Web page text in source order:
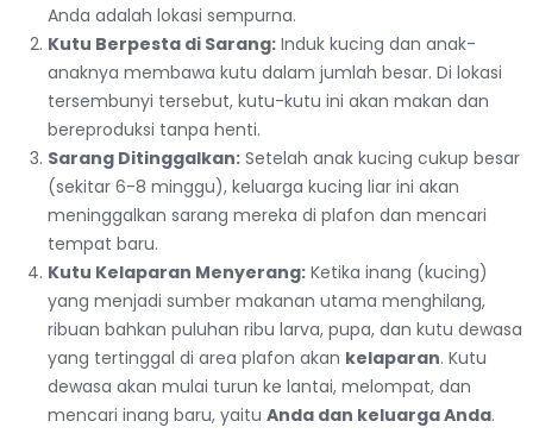
Anda adalah lokasi sempurna.
Kutu Berpesta di Sarang: Induk kucing dan anak-
anaknya membawa kutu dalam jumlah besar. Di lokasi
tersembunyi tersebut, kutu-kutu ini akan makan dan
bereproduksi tanpa henti.
Sarang Ditinggalkan: Setelah anak kucing cukup besar
(sekitar 6-8 minggu), keluarga kucing liar ini akan
meninggalkan sarang mereka di plafon dan mencari
tempat baru.
Kutu Kelaparan Menyerang: Ketika inang (kucing)
yang menjadi sumber makanan utama menghilang,
ribuan bahkan puluhan ribu larva, pupa, dan kutu dewasa
yang tertinggal di area plafon akan kelaparan. Kutu
dewasa akan mulai turun ke lantai, melompat, dan
mencari inang baru, yaitu Anda dan keluarga Anda.